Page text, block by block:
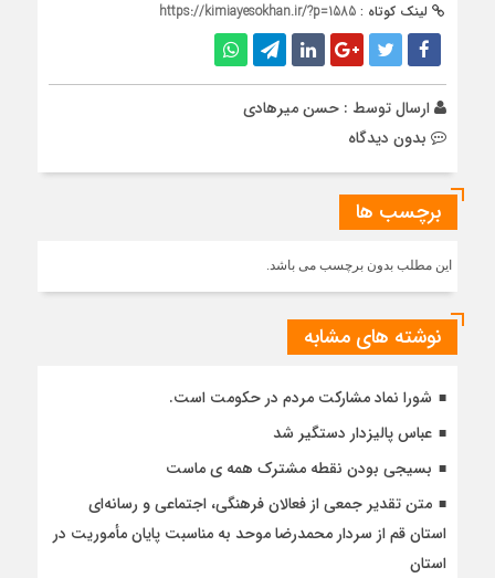
لینک کوتاه : https://kimiayesokhan.ir/?p=1585
ارسال توسط : حسن میرهادی
بدون دیدگاه
برچسب ها
این مطلب بدون برچسب می باشد.
نوشته های مشابه
شورا نماد مشارکت مردم در حکومت است.
عباس پالیزدار دستگیر شد
بسیجی بودن نقطه مشترک همه ی ماست
متن تقدیر جمعی از فعالان فرهنگی، اجتماعی و رسانه‌ای
استان قم از سردار محمدرضا موحد به مناسبت پایان مأموریت در
استان